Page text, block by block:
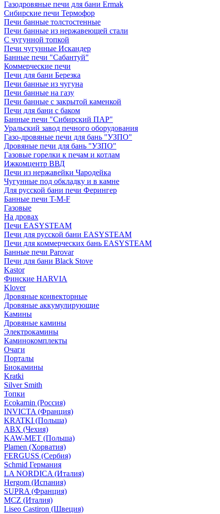
Газодровяные печи для бани Ermak
Сибирские печи Термофор
Печи банные толстостенные
Печи банные из нержавеющей стали
С чугунной топкой
Печи чугунные Искандер
Банные печи "Сабантуй"
Коммерческие печи
Печи для бани Березка
Печи банные из чугуна
Печи банные на газу
Печи банные с закрытой каменкой
Печи для бани с баком
Банные печи "Сибирский ПАР"
Уральский завод печного оборудования
Газо-дровяные печи для бань "УЗПО"
Дровяные печи для бань "УЗПО"
Газовые горелки к печам и котлам
Ижкомцентр ВВД
Печи из нержавейки Чародейка
Чугунные под обкладку и в камне
Для русской бани печи Ферингер
Банные печи T-M-F
Газовые
На дровах
Печи EASYSTEAM
Печи для русской бани EASYSTEAM
Печи для коммерческих бань EASYSTEAM
Банные печи Parovar
Печи для бани Black Stove
Kastor
Финские HARVIA
Klover
Дровяные конвекторные
Дровяные аккумулирующие
Камины
Дровяные камины
Электрокамины
Каминокомплекты
Очаги
Порталы
Биокамины
Kratki
Silver Smith
Топки
Ecokamin (Россия)
INVICTA (Франция)
KRATKI (Польша)
ABX (Чехия)
KAW-MET (Польша)
Plamen (Хорватия)
FERGUSS (Сербия)
Schmid Германия
LA NORDICA (Италия)
Hergom (Испания)
SUPRA (Франция)
MCZ (Италия)
Liseo Castiron (Швеция)